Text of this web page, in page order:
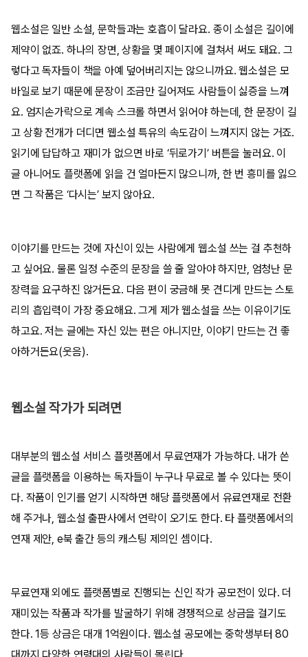
웹소설은 일반 소설, 문학들과는 호흡이 달라요. 종이 소설은 길이에
제약이 없죠. 하나의 장면, 상황을 몇 페이지에 걸쳐서 써도 돼요. 그
렇다고 독자들이 책을 아예 덮어버리지는 않으니까요. 웹소설은 모
바일로 보기 때문에 문장이 조금만 길어져도 사람들이 싫증을 느껴
요. 엄지손가락으로 계속 스크롤 하면서 읽어야 하는데, 한 문장이 길
고 상황 전개가 더디면 웹소설 특유의 속도감이 느껴지지 않는 거죠.
읽기에 답답하고 재미가 없으면 바로 ‘뒤로가기’ 버튼을 눌러요. 이
글 아니어도 플랫폼에 읽을 건 얼마든지 많으니까, 한 번 흥미를 잃으
면 그 작품은 ‘다시는’ 보지 않아요.
이야기를 만드는 것에 자신이 있는 사람에게 웹소설 쓰는 걸 추천하
고 싶어요. 물론 일정 수준의 문장을 쓸 줄 알아야 하지만, 엄청난 문
장력을 요구하진 않거든요. 다음 편이 궁금해 못 견디게 만드는 스토
리의 흡입력이 가장 중요해요. 그게 제가 웹소설을 쓰는 이유이기도
하고요. 저는 글에는 자신 있는 편은 아니지만, 이야기 만드는 건 좋
아하거든요(웃음).
웹소설 작가가 되려면
대부분의 웹소설 서비스 플랫폼에서 무료연재가 가능하다. 내가 쓴
글을 플랫폼을 이용하는 독자들이 누구나 무료로 볼 수 있다는 뜻이
다. 작품이 인기를 얻기 시작하면 해당 플랫폼에서 유료연재로 전환
해 주거나, 웹소설 출판사에서 연락이 오기도 한다. 타 플랫폼에서의
연재 제안, e북 출간 등의 캐스팅 제의인 셈이다.
무료연재 외에도 플랫폼별로 진행되는 신인 작가 공모전이 있다. 더
재미있는 작품과 작가를 발굴하기 위해 경쟁적으로 상금을 걸기도
한다. 1등 상금은 대개 1억원이다. 웹소설 공모에는 중학생부터 80